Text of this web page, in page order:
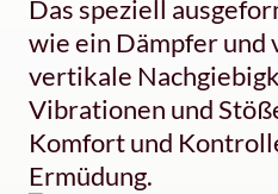
Das speziell
wie ein Dämpfer und
vertikale
Vibrationen und
Komfort und
Ermüdung.